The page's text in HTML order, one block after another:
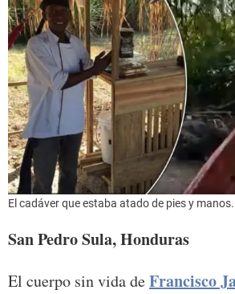
El cadáver que estaba atado de pies y manos.
San Pedro Sula, Honduras
El cuerpo sin vida deFrancisco